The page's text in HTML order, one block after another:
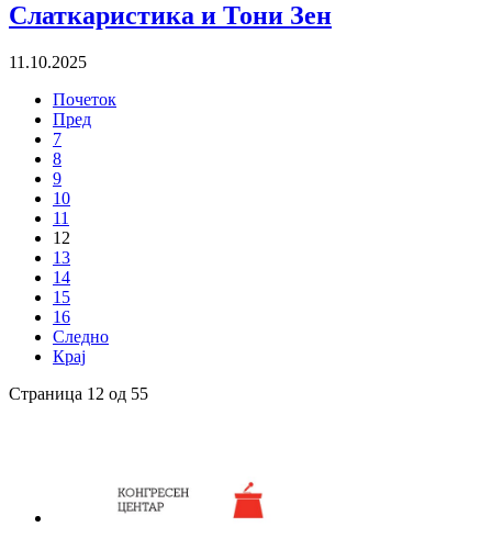
Слаткаристика и Тони Зен
11.10.2025
Почеток
Пред
7
8
9
10
11
12
13
14
15
16
Следно
Крај
Страница 12 од 55